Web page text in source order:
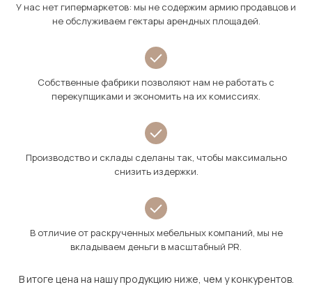
У нас нет гипермаркетов: мы не содержим армию продавцов и
не обслуживаем гектары арендных площадей.
Собственные фабрики позволяют нам не работать с
перекупщиками и экономить на их комиссиях.
Производство и склады сделаны так, чтобы максимально
снизить издержки.
В отличие от раскрученных мебельных компаний, мы не
вкладываем деньги в масштабный PR.
В итоге цена на нашу продукцию ниже, чем у конкурентов.